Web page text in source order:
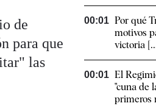
de
para que
las
00:01 Por qué
motivos
victoria
00:01 El
"cuna de
primeros